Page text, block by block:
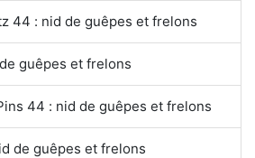
44 : nid de guêpes et frelons
guêpes et frelons
44 : nid de guêpes et frelons
de guêpes et frelons